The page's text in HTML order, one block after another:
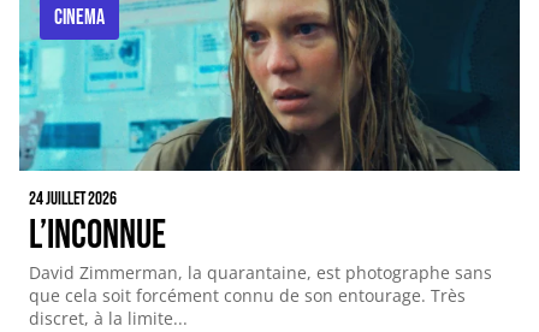
CINEMA
24 juillet 2026
L’inconnue
David Zimmerman, la quarantaine, est photographe sans
que cela soit forcément connu de son entourage. Très
discret, à la limite...